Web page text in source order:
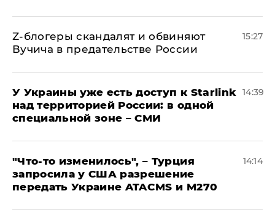
Z-блогеры скандалят и обвиняют
Вучича в предательстве России
15:27
У Украины уже есть доступ к Starlink
над территорией России: в одной
специальной зоне – СМИ
14:39
​"Что-то изменилось", – Турция
запросила у США разрешение
передать Украине ATACMS и M270
14:14